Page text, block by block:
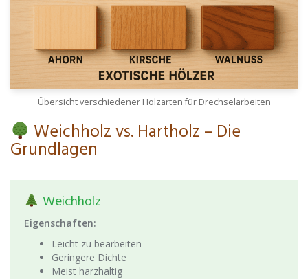
Übersicht verschiedener Holzarten für Drechselarbeiten
Weichholz vs. Hartholz – Die
Grundlagen
Weichholz
Eigenschaften:
Leicht zu bearbeiten
Geringere Dichte
Meist harzhaltig